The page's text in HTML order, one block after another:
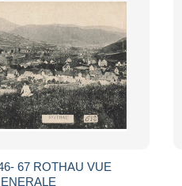
67 ROTHAU VUE